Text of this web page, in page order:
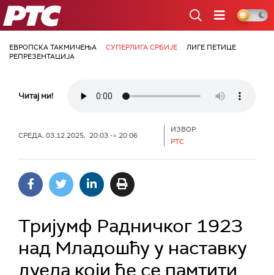
РТС
ЕВРОПСКА ТАКМИЧЕЊА СУПЕРЛИГА СРБИЈЕ
ЛИГЕ ПЕТИЦЕ
РЕПРЕЗЕНТАЦИЈА
Читај ми!
СРЕДА, 03.12.2025, 20:03 -> 20:06
ИЗВОР:
РТС
Тријумф Радничког 1923
над Младошћу у наставку
дуела који ће се памтити